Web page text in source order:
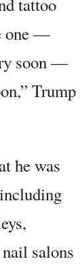
tattoo
one —
soon —
Trump
he was
salons